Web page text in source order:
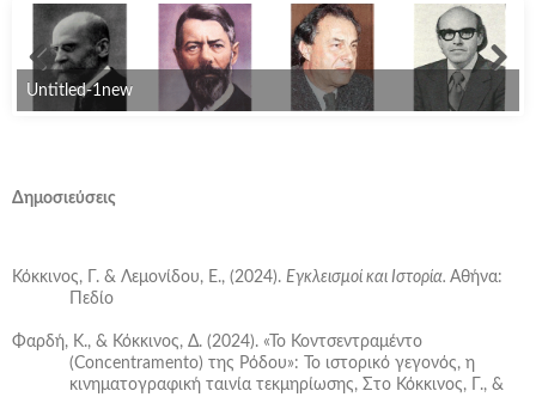
Untitled-1new
Δημοσιεύσεις
Κόκκινος, Γ. & Λεμονίδου, Ε., (2024). Εγκλεισμοί και Ιστορία. Αθήνα:
Πεδίο
Φαρδή, Κ., & Κόκκινος, Δ. (2024). «Το Κοντσεντραμέντο
(Concentramento) της Ρόδου»: Το ιστορικό γεγονός, η
κινηματογραφική ταινία τεκμηρίωσης, Στο Κόκκινος, Γ., &